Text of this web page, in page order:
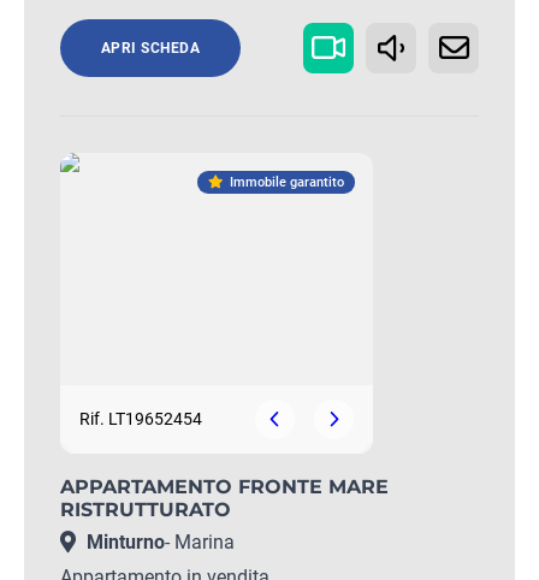
APRI SCHEDA
Immobile garantito
Rif. LT19652454
APPARTAMENTO FRONTE MARE
RISTRUTTURATO
Minturno- Marina